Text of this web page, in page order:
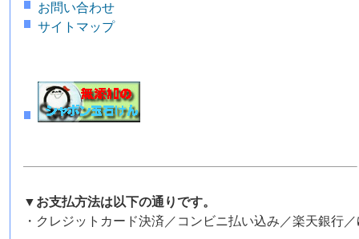
お問い合わせ
サイトマップ
▼お支払方法は以下の通りです。
・クレジットカード決済／コンビニ払い込み／楽天銀行